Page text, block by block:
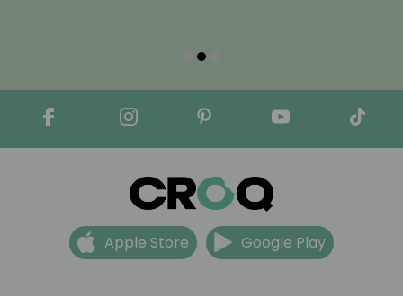
Apple Store Google Play